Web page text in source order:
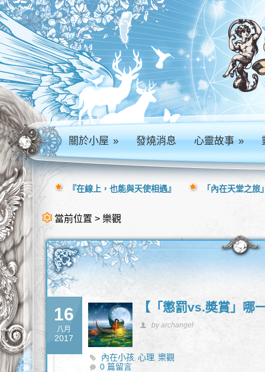
關於小屋» 發燒消息 心靈故事»
當前位置 > 樂觀
16
八月
2017
【「懲罰vs.奬賞」哪
by archangel
內在小孩,心理,樂觀
0 篇留言
『在線上，也能與天使相遇』 「內在天堂之